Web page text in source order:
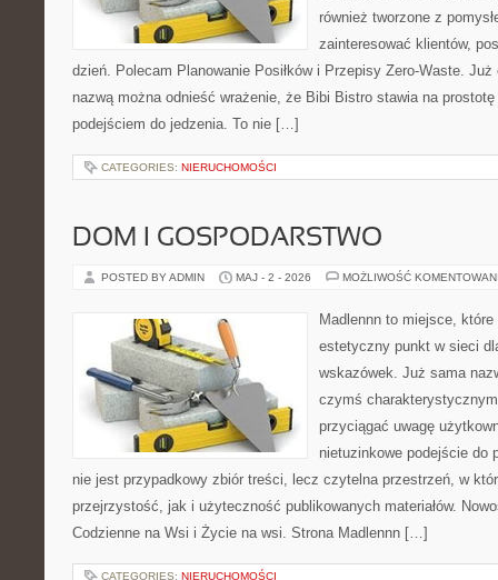
również tworzone z
zainteresować klientów,
dzień. Polecam Planowanie Posiłków i Przepisy Zero-Waste.
nazwą można odnieść wrażenie, że Bibi Bistro stawia na prostotę
podejściem do jedzenia. To nie […]
CATEGORIES: NIERUCHOMOŚCI
DOM I GOSPODARSTWO
POSTED BY ADMIN MAJ - 2 - 2026 MOŻLIWOŚĆ
Madlennn to miejsce,
estetyczny punkt w sieci
wskazówek. Już sama
czymś
przyciągać uwagę
nietuzinkowe podejście do
nie jest przypadkowy zbiór treści, lecz czytelna przestrzeń, w
przejrzystość, jak i użyteczność publikowanych materiałów.
Codzienne na Wsi i Życie na wsi. Strona Madlennn […]
CATEGORIES: NIERUCHOMOŚCI